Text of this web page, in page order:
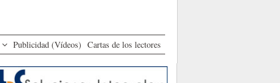
Publicidad (Vídeos) Cartas de los lectores